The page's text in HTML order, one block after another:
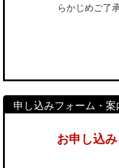
らかじめご了
お申し込